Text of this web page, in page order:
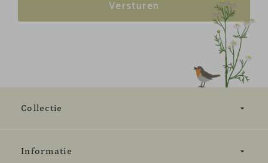
Collectie
Informatie